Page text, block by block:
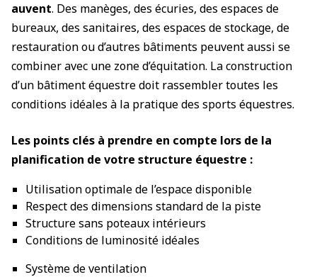
auvent. Des manèges, des écuries, des espaces de
bureaux, des sanitaires, des espaces de stockage, de
restauration ou d’autres bâtiments peuvent aussi se
combiner avec une zone d’équitation. La construction
d’un bâtiment équestre doit rassembler toutes les
conditions idéales à la pratique des sports équestres.
Les points clés à prendre en compte lors de la
planification de votre structure équestre :
Utilisation optimale de l’espace disponible
Respect des dimensions standard de la piste
Structure sans poteaux intérieurs
Conditions de luminosité idéales
Système de ventilation